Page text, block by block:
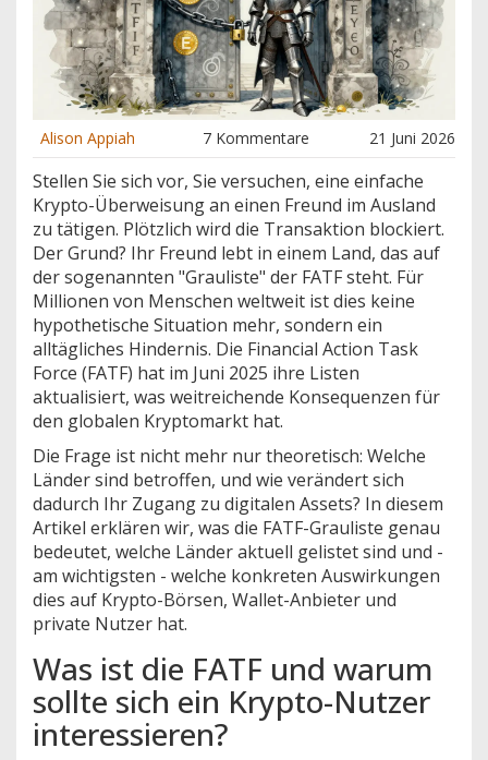
Alison Appiah 7 Kommentare 21 Juni 2026
Stellen Sie sich vor, Sie versuchen, eine einfache
Krypto-Überweisung an einen Freund im Ausland
zu tätigen. Plötzlich wird die Transaktion blockiert.
Der Grund? Ihr Freund lebt in einem Land, das auf
der sogenannten "Grauliste" der FATF steht. Für
Millionen von Menschen weltweit ist dies keine
hypothetische Situation mehr, sondern ein
alltägliches Hindernis. Die Financial Action Task
Force (FATF) hat im Juni 2025 ihre Listen
aktualisiert, was weitreichende Konsequenzen für
den globalen Kryptomarkt hat.
Die Frage ist nicht mehr nur theoretisch: Welche
Länder sind betroffen, und wie verändert sich
dadurch Ihr Zugang zu digitalen Assets? In diesem
Artikel erklären wir, was die FATF-Grauliste genau
bedeutet, welche Länder aktuell gelistet sind und -
am wichtigsten - welche konkreten Auswirkungen
dies auf Krypto-Börsen, Wallet-Anbieter und
private Nutzer hat.
Was ist die FATF und warum
sollte sich ein Krypto-Nutzer
interessieren?